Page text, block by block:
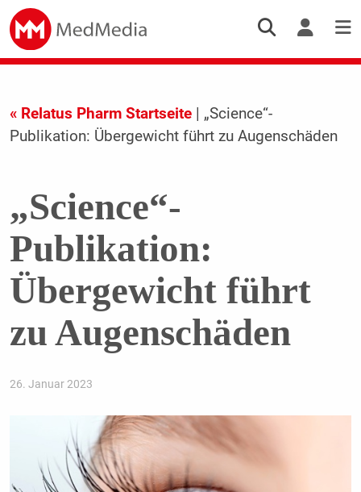
« Relatus Pharm Startseite| „Science“-
Publikation: Übergewicht führt zu Augenschäden
„Science“-
Publikation:
Übergewicht führt
zu Augenschäden
26. Januar 2023